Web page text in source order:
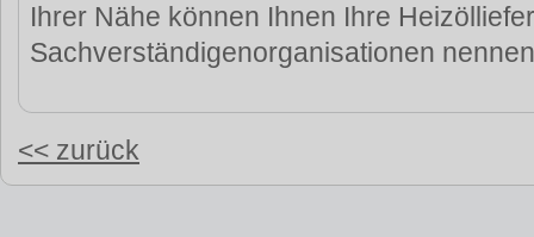
Ihrer Nähe können Ihnen Ihre
Sachverständigenorganisationen
<< zurück